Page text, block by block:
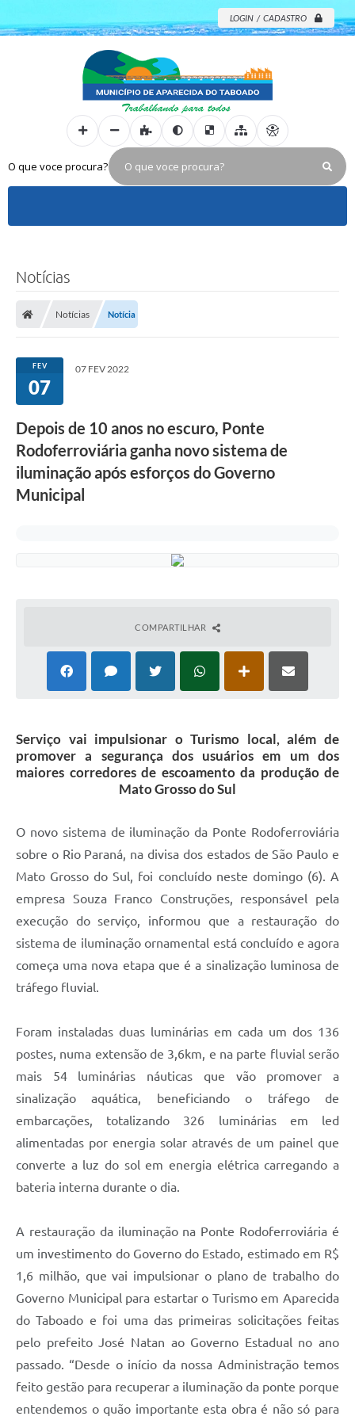
LOGIN / CADASTRO
O que voce procura?
Notícias
Notícias Notícia
FEV
07
07 FEV 2022
Depois de 10 anos no escuro, Ponte
Rodoferroviária ganha novo sistema de
iluminação após esforços do Governo
Municipal
COMPARTILHAR
Serviço vai impulsionar o Turismo local, além de
promover a segurança dos usuários em um dos
maiores corredores de escoamento da produção de
Mato Grosso do Sul
O novo sistema de iluminação da Ponte Rodoferroviária
sobre o Rio Paraná, na divisa dos estados de São Paulo e
Mato Grosso do Sul, foi concluído neste domingo (6). A
empresa Souza Franco Construções, responsável pela
execução do serviço, informou que a restauração do
sistema de iluminação ornamental está concluído e agora
começa uma nova etapa que é a sinalização luminosa de
tráfego fluvial.
Foram instaladas duas luminárias em cada um dos 136
postes, numa extensão de 3,6km, e na parte fluvial serão
mais 54 luminárias náuticas que vão promover a
sinalização aquática, beneficiando o tráfego de
embarcações, totalizando 326 luminárias em led
alimentadas por energia solar através de um painel que
converte a luz do sol em energia elétrica carregando a
bateria interna durante o dia.
A restauração da iluminação na Ponte Rodoferroviária é
um investimento do Governo do Estado, estimado em R$
1,6 milhão, que vai impulsionar o plano de trabalho do
Governo Municipal para estartar o Turismo em Aparecida
do Taboado e foi uma das primeiras solicitações feitas
pelo prefeito José Natan ao Governo Estadual no ano
passado. “Desde o início da nossa Administração temos
feito gestão para recuperar a iluminação da ponte porque
entendemos o quão importante esta obra é não só para